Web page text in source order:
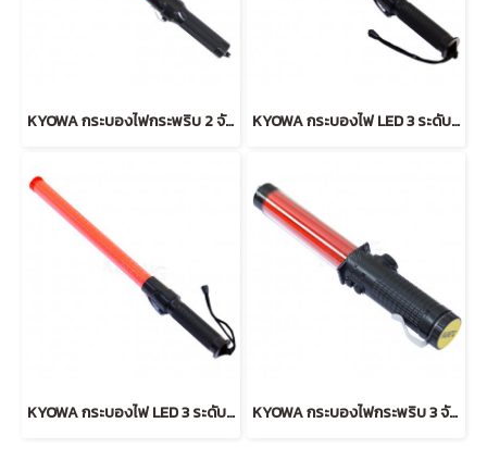
KYOWA กระบองไฟกระพริบ 2 จังหวะ (RED) KYOWA กระบองไฟ LED 3 ระดับ ลายธรรมดา (RED)
KYOWA กระบองไฟ LED 3 ระดับ ลายเหลี่ยม (RED) KYOWA กระบองไฟกระพริบ 3 จังหวะ สั้น (RED)